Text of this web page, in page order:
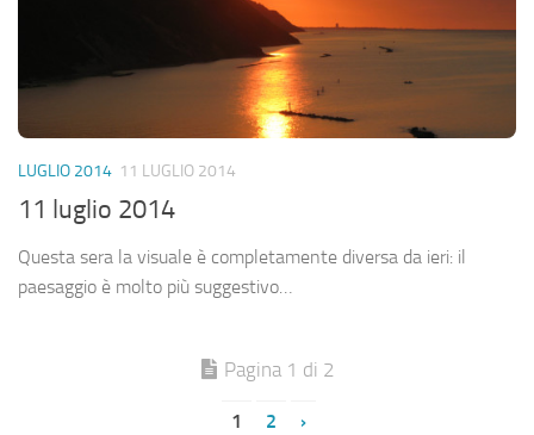
LUGLIO 2014 11 LUGLIO 2014
11 luglio 2014
Questa sera la visuale è completamente diversa da ieri: il
paesaggio è molto più suggestivo…
Pagina 1 di 2
1 2 ›